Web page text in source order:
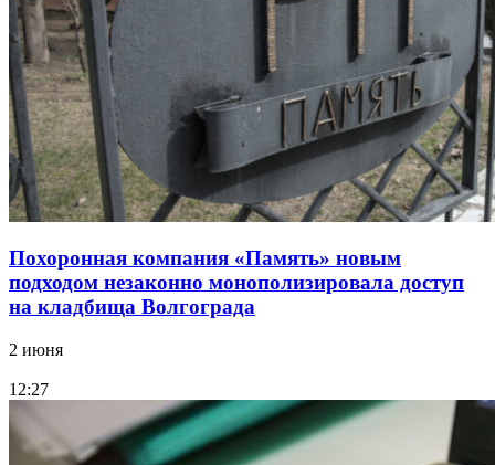
Похоронная компания «Память» новым
подходом незаконно монополизировала доступ
на кладбища Волгограда
2 июня
12:27